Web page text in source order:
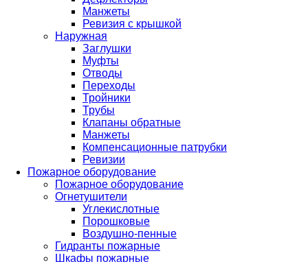
Манжеты
Ревизия с крышкой
Наружная
Заглушки
Муфты
Отводы
Переходы
Тройники
Трубы
Клапаны обратные
Манжеты
Компенсационные патрубки
Ревизии
Пожарное оборудование
Пожарное оборудование
Огнетушители
Углекислотные
Порошковые
Воздушно-пенные
Гидранты пожарные
Шкафы пожарные